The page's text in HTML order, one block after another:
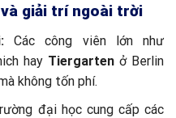
giải trí ngoài trời
Các công viên lớn như
hay Tiergarten ở Berlin
không tốn phí.
đại học cung cấp các